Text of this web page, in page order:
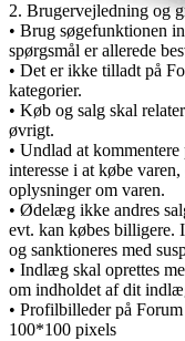
2. Brugervejledning og
• Brug søgefunktionen
spørgsmål er allerede
• Det er ikke tilladt på
kategorier.
• Køb og salg skal
øvrigt.
• Undlad at
interesse i at købe
oplysninger om varen.
• Ødelæg ikke andres
evt. kan købes billigere.
og sanktioneres med
• Indlæg skal oprettes
om indholdet af dit
• Profilbilleder på
100*100 pixels